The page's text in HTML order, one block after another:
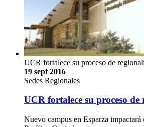
UCR fortalece su proceso de
19 sept 2016
Sedes Regionales
UCR fortalece su proceso
Nuevo campus en Esparza